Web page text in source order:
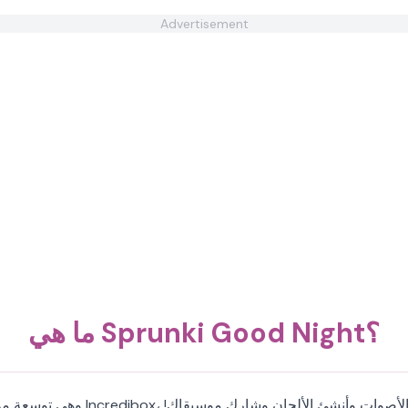
Advertisement
ما هي Sprunki Good Night؟